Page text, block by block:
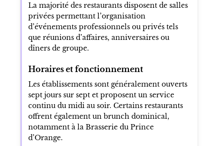
La majorité des restaurants disposent de salles
privées permettant l’organisation
d’événements professionnels ou privés tels
que réunions d’affaires, anniversaires ou
dîners de groupe.
Horaires et fonctionnement
Les établissements sont généralement ouverts
sept jours sur sept et proposent un service
continu du midi au soir. Certains restaurants
offrent également un brunch dominical,
notamment à la Brasserie du Prince
d’Orange.